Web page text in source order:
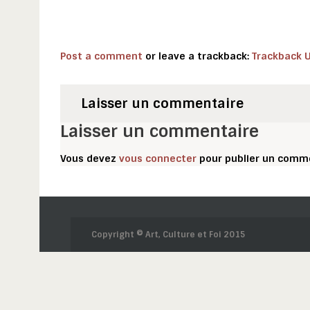
Post a comment or leave a trackback: Trackback
Laisser un commentaire
Laisser un commentaire
Vous devez vous connecter pour publier un
Copyright © Art, Culture et Foi 2015